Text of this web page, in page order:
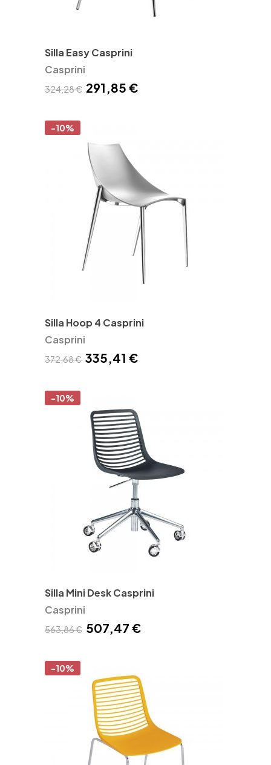
Silla Easy Casprini
Casprini
324,28 € 291,85 €
-10%
Silla Hoop 4 Casprini
Casprini
372,68 € 335,41 €
-10%
Silla Mini Desk Casprini
Casprini
563,86 € 507,47 €
-10%